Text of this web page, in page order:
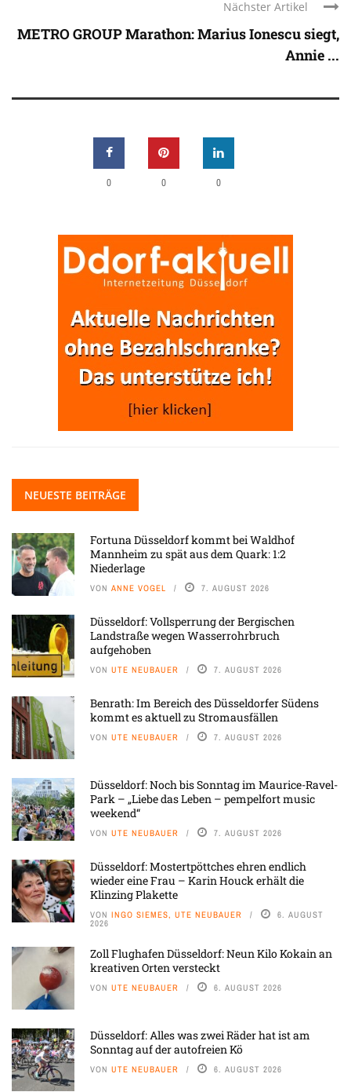
Nächster Artikel
METRO GROUP Marathon: Marius Ionescu siegt,
Annie ...
0 0 0
NEUESTE BEITRÄGE
Fortuna Düsseldorf kommt bei Waldhof
Mannheim zu spät aus dem Quark: 1:2
Niederlage
VON ANNE VOGEL 7. AUGUST 2026
Düsseldorf: Vollsperrung der Bergischen
Landstraße wegen Wasserrohrbruch
aufgehoben
VON UTE NEUBAUER 7. AUGUST 2026
Benrath: Im Bereich des Düsseldorfer Südens
kommt es aktuell zu Stromausfällen
VON UTE NEUBAUER 7. AUGUST 2026
Düsseldorf: Noch bis Sonntag im Maurice-Ravel-
Park – „Liebe das Leben – pempelfort music
weekend“
VON UTE NEUBAUER 7. AUGUST 2026
Düsseldorf: Mostertpöttches ehren endlich
wieder eine Frau – Karin Houck erhält die
Klinzing Plakette
VON INGO SIEMES, UTE NEUBAUER 6. AUGUST
2026
Zoll Flughafen Düsseldorf: Neun Kilo Kokain an
kreativen Orten versteckt
VON UTE NEUBAUER 6. AUGUST 2026
Düsseldorf: Alles was zwei Räder hat ist am
Sonntag auf der autofreien Kö
VON UTE NEUBAUER 6. AUGUST 2026